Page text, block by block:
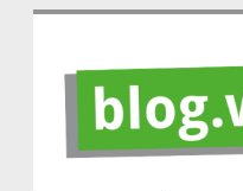
Zum
springen